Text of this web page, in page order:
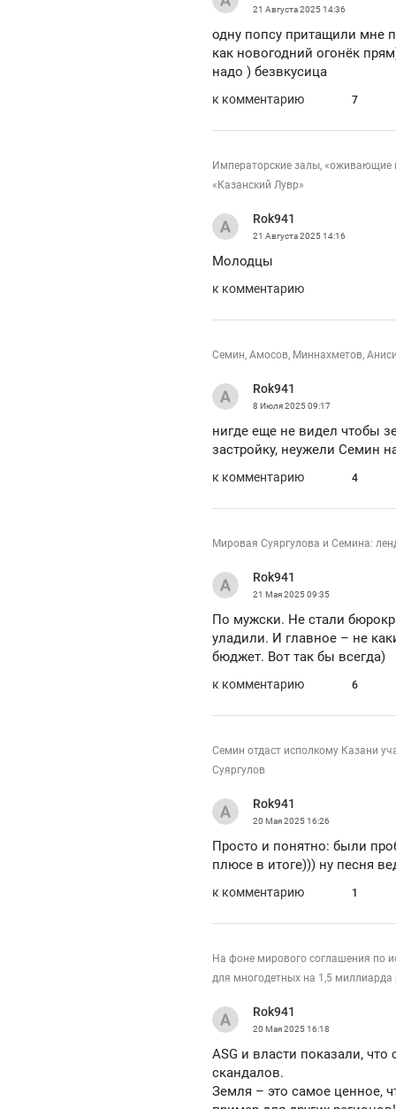
21 Августа 202514:36
одну попсу притащили мне
как новогодний огонёк
надо ) безвкусица
к комментарию 7
Императорские залы, «оживающие
«Казанский Лувр»
Rok941
21 Августа 202514:16
Молодцы
к комментарию
Семин, Амосов, Миннахметов,
Rok941
8 Июля 202509:17
нигде еще не видел чтобы
застройку, неужели Семин
к комментарию 4
Мировая Суяргулова и Семина:
Rok941
21 Мая 202509:35
По мужски. Не стали
уладили. И главное – не
бюджет. Вот так бы всегда)
к комментарию 6
Семин отдаст исполкому Казани
Суяргулов
Rok941
20 Мая 202516:26
Просто и понятно: были
плюсе в итоге))) ну песня
к комментарию 1
На фоне мирового соглашения по
для многодетных на 1,5 миллиарда
Rok941
20 Мая 202516:18
ASG и власти показали,
скандалов.
Земля – это самое ценное,